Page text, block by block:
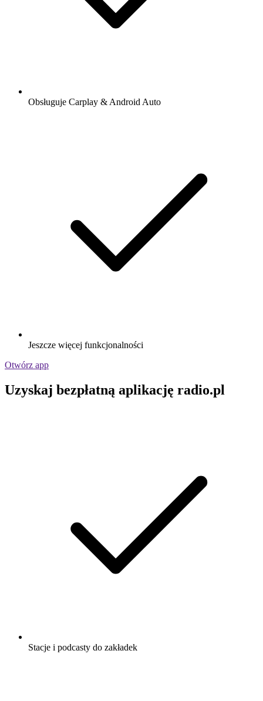
Obsługuje Carplay & Android Auto
Jeszcze więcej funkcjonalności
Otwórz app
Uzyskaj bezpłatną aplikację radio.pl
Stacje i podcasty do zakładek